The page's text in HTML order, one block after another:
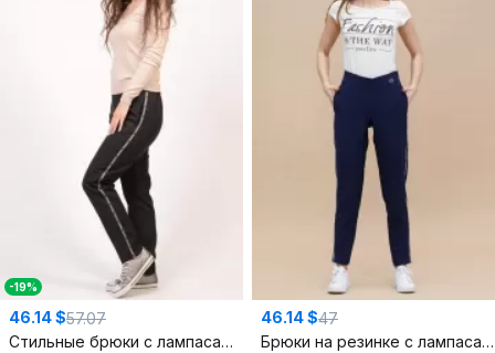
-19%
46.14 $57.07
Стильные брюки с лампасами и резинкой для офисного и casual стиля
46.14 $47
Брюки на резинке с лампасами для повседневного и праздничного образа